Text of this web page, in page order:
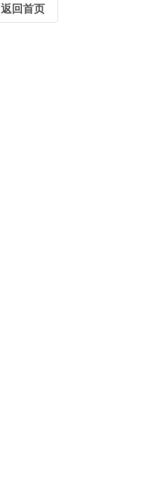
返回首页